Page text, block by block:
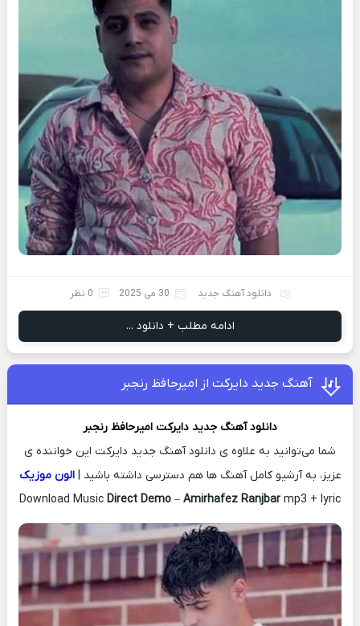
دانلود آهنگ جدید 30 می 2025 0 نظر
ادامه مطلب + دانلود ...
آهنگ جدید دایرکت از امیرحافظ رنجبر
دانلود آهنگ جدید دایرکت امیرحافظ رنجبر
شما می‌توانید به علاوه ی دانلود آهنگ جدید دایرکت این خواننده ی
عزیز، به آرشیو کامل آهنگ ها هم دسترسی داشته باشید |الون موزیک
Download Music Direct Demo – Amirhafez Ranjbar mp3 + lyric